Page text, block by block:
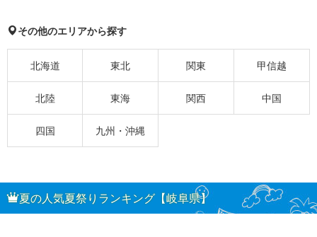
その他のエリアから探す
北海道 東北 関東 甲信越
北陸 東海 関西 中国
四国 九州・沖縄
夏の人気夏祭りランキング【岐阜県】